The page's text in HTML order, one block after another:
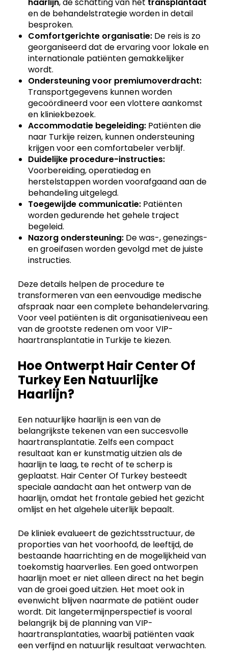
haarlijn, de schatting van het transplantaat
en de behandelstrategie worden in detail
besproken.
Comfortgerichte organisatie: De reis is zo
georganiseerd dat de ervaring voor lokale en
internationale patiënten gemakkelijker
wordt.
Ondersteuning voor premiumoverdracht:
Transportgegevens kunnen worden
gecoördineerd voor een vlottere aankomst
en kliniekbezoek.
Accommodatie begeleiding: Patiënten die
naar Turkije reizen, kunnen ondersteuning
krijgen voor een comfortabeler verblijf.
Duidelijke procedure-instructies:
Voorbereiding, operatiedag en
herstelstappen worden voorafgaand aan de
behandeling uitgelegd.
Toegewijde communicatie: Patiënten
worden gedurende het gehele traject
begeleid.
Nazorg ondersteuning: De was-, genezings-
en groeifasen worden gevolgd met de juiste
instructies.
Deze details helpen de procedure te
transformeren van een eenvoudige medische
afspraak naar een complete behandelervaring.
Voor veel patiënten is dit organisatieniveau een
van de grootste redenen om voor VIP-
haartransplantatie in Turkije te kiezen.
Hoe Ontwerpt Hair Center Of
Turkey Een Natuurlijke
Haarlijn?
Een natuurlijke haarlijn is een van de
belangrijkste tekenen van een succesvolle
haartransplantatie. Zelfs een compact
resultaat kan er kunstmatig uitzien als de
haarlijn te laag, te recht of te scherp is
geplaatst. Hair Center Of Turkey besteedt
speciale aandacht aan het ontwerp van de
haarlijn, omdat het frontale gebied het gezicht
omlijst en het algehele uiterlijk bepaalt.
De kliniek evalueert de gezichtsstructuur, de
proporties van het voorhoofd, de leeftijd, de
bestaande haarrichting en de mogelijkheid van
toekomstig haarverlies. Een goed ontworpen
haarlijn moet er niet alleen direct na het begin
van de groei goed uitzien. Het moet ook in
evenwicht blijven naarmate de patiënt ouder
wordt. Dit langetermijnperspectief is vooral
belangrijk bij de planning van VIP-
haartransplantaties, waarbij patiënten vaak
een verfijnd en natuurlijk resultaat verwachten.